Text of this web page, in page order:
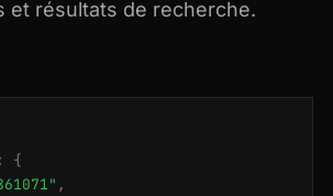
et résultats de recherche.
:
{
,